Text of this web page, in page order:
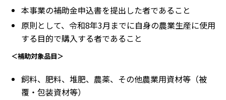
本事業の補助金申込書を提出した者であること
原則として、令和8年3月までに自身の農業生産に使用
する目的で購入する者であること
＜補助対象品目＞
飼料、肥料、堆肥、農薬、その他農業用資材等（被
覆・包装資材等）